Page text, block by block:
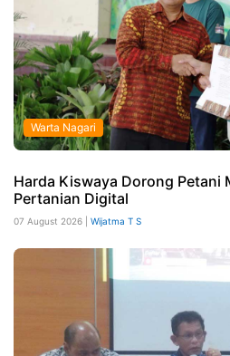
Warta Nagari
Harda Kiswaya Dorong Petani
Pertanian Digital
07 August 2026 | Wijatma T S